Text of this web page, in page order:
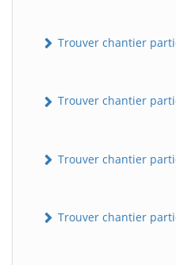
Trouver chantier
Trouver chantier
Trouver chantier
Trouver chantier